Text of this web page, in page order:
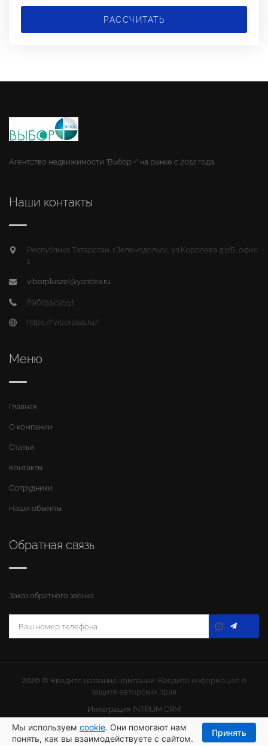
РАССЧИТАТЬ
Мы используем cookie. Они помогают нам
понять, как вы взаимодействуете с сайтом.
Принять
Агентство недвижимости "Выбор +" на рынке с 2012 года.
Наши контакты
Республика Татарстан, г.Зеленодольск, ул.Королева д.11Б, офис
1
viborpluszel@yandex.ru
89625529551
https://viborplus.ru/
Меню
Главная
О компании
Статьи
Контакты
Сотрудники
Наши объекты
Обратная связь
Заказ обратного звонка
2026 © Введите название компании. Введите информацию о
защите авторских прав
Интеграция INTRUM CRM